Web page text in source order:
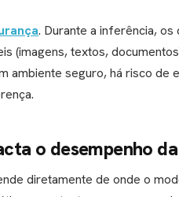
. Durante a inferência, os
(imagens, textos,
seguro, há risco de
o desempenho
diretamente de onde o